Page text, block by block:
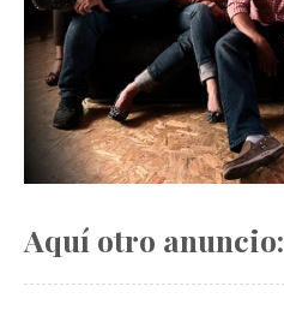
Aquí otro anuncio: